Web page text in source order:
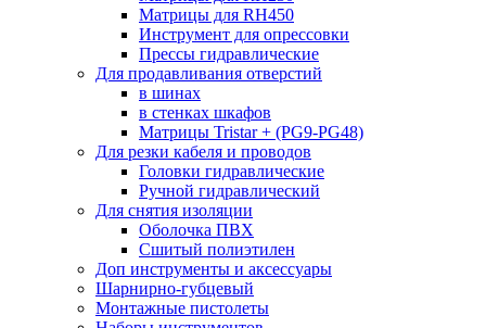
Матрицы для RH450
Инструмент для опрессовки
Прессы гидравлические
Для продавливания отверстий
в шинах
в стенках шкафов
Матрицы Tristar + (PG9-PG48)
Для резки кабеля и проводов
Головки гидравлические
Ручной гидравлический
Для снятия изоляции
Оболочка ПВХ
Сшитый полиэтилен
Доп инструменты и аксессуары
Шарнирно-губцевый
Монтажные пистолеты